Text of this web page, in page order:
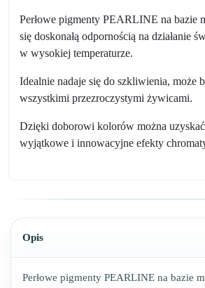
Perłowe pigmenty PEARLINE na bazie
się doskonałą odpornością na działanie
w wysokiej temperaturze.
Idealnie nadaje się do szkliwienia, może
wszystkimi przezroczystymi żywicami.
Dzięki doborowi kolorów można
wyjątkowe i innowacyjne efekty
Opis
Perłowe pigmenty PEARLINE na bazie